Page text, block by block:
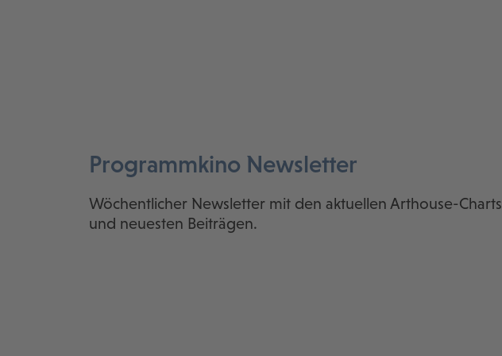
Programmkino Newsletter
Wöchentlicher Newsletter mit den aktuellen Arthouse-Charts
und neuesten Beiträgen.